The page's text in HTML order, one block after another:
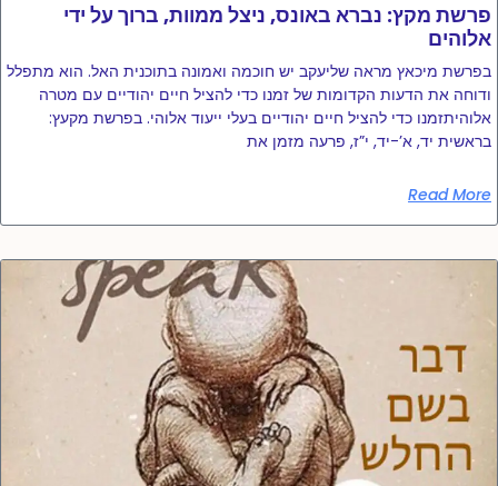
פרשת מקץ: נברא באונס, ניצל ממוות, ברוך על ידי
אלוהים
בפרשת מיכאץ מראה שליעקב יש חוכמה ואמונה בתוכנית האל. הוא מתפלל
ודוחה את הדעות הקדומות של זמנו כדי להציל חיים יהודיים עם מטרה
אלוהיתזמנו כדי להציל חיים יהודיים בעלי ייעוד אלוהי. בפרשת מקעץ:
בראשית יד, א’-יד, י”ז, פרעה מזמן את
Read More